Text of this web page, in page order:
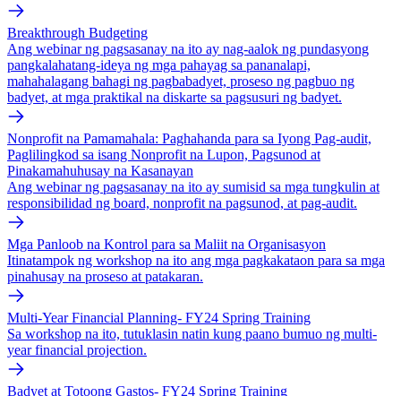
Breakthrough Budgeting
Ang webinar ng pagsasanay na ito ay nag-aalok ng pundasyong
pangkalahatang-ideya ng mga pahayag sa pananalapi,
mahahalagang bahagi ng pagbabadyet, proseso ng pagbuo ng
badyet, at mga praktikal na diskarte sa pagsusuri ng badyet.
Nonprofit na Pamamahala: Paghahanda para sa Iyong Pag-audit,
Paglilingkod sa isang Nonprofit na Lupon, Pagsunod at
Pinakamahuhusay na Kasanayan
Ang webinar ng pagsasanay na ito ay sumisid sa mga tungkulin at
responsibilidad ng board, nonprofit na pagsunod, at pag-audit.
Mga Panloob na Kontrol para sa Maliit na Organisasyon
Itinatampok ng workshop na ito ang mga pagkakataon para sa mga
pinahusay na proseso at patakaran.
Multi-Year Financial Planning- FY24 Spring Training
Sa workshop na ito, tutuklasin natin kung paano bumuo ng multi-
year financial projection.
Badyet at Totoong Gastos- FY24 Spring Training